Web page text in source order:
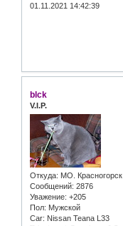
01.11.2021 14:42:39
blck
V.I.P.
Откуда: МО. Красногорск
Сообщений: 2876
Уважение: +205
Пол: Мужской
Car: Nissan Teana L33